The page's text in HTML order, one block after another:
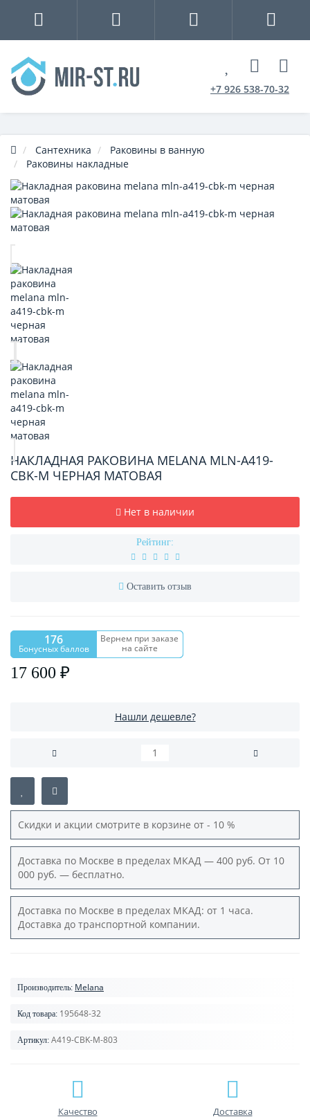
+7 926 538-70-32
Сантехника
Раковины в ванную
Раковины накладные
НАКЛАДНАЯ РАКОВИНА MELANA MLN-A419-
CBK-M ЧЕРНАЯ МАТОВАЯ
Нет в наличии
Рейтинг:
Оставить отзыв
176
Бонусных баллов
Вернем при заказе
на сайте
17 600 ₽
Нашли дешевле?
Скидки и акции смотрите в корзине от - 10 %
Доставка по Москве в пределах МКАД — 400 руб. От 10
000 руб. — бесплатно.
Доставка по Москве в пределах МКАД: от 1 часа.
Доставка до транспортной компании.
Производитель: Melana
Код товара: 195648-32
Артикул: A419-CBK-M-803
Качество Доставка